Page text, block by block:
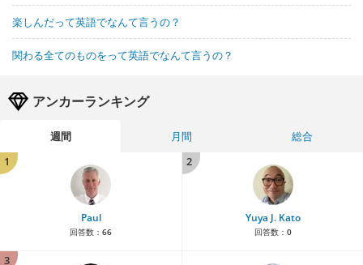
楽しんだって英語でなんて言うの？
関わる全てのものをって英語でなんて言うの？
アンカーランキング
週間 月間
総合
1
Paul
回答数： 66
2
Yuya J. Kato
回答数： 0
3